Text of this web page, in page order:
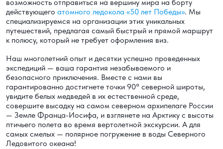
возможность отправиться на вершину мира на борту
действующего атомного ледокола «50 лет Победы». Мы
специализируемся на организации этих уникальных
путешествий, предлагая самый быстрый и прямой маршрут
к полюсу, который не требует оформления виз.
Наш многолетний опыт и десятки успешно проведенных
экспедиций — ваша гарантия незабываемого и
безопасного приключения. Вместе с нами вы
гарантированно достигнете точки 90° северной широты,
увидите белых медведей в их естественной среде,
совершите высадку на самом северном архипелаге России
— Земле Франца-Иосифа, и взглянете на Арктику с высоты
птичьего полета во время вертолетной экскурсии. А для
самых смелых — полярное погружение в воды Северного
Ледовитого океана!